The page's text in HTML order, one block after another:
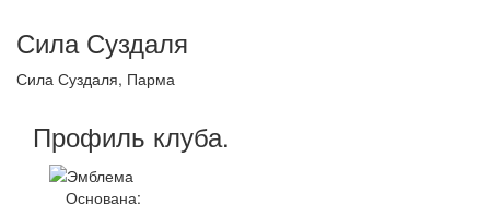
Сила Суздаля
Сила Суздаля, Парма
Профиль клуба.
Основана: